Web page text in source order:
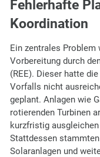
Fehlerhafte
Koordination
Ein zentrales Problem
Vorbereitung durch
(REE). Dieser hatte
Vorfalls nicht
geplant. Anlagen wie
rotierenden Turbinen
kurzfristig
Stattdessen
Solaranlagen und